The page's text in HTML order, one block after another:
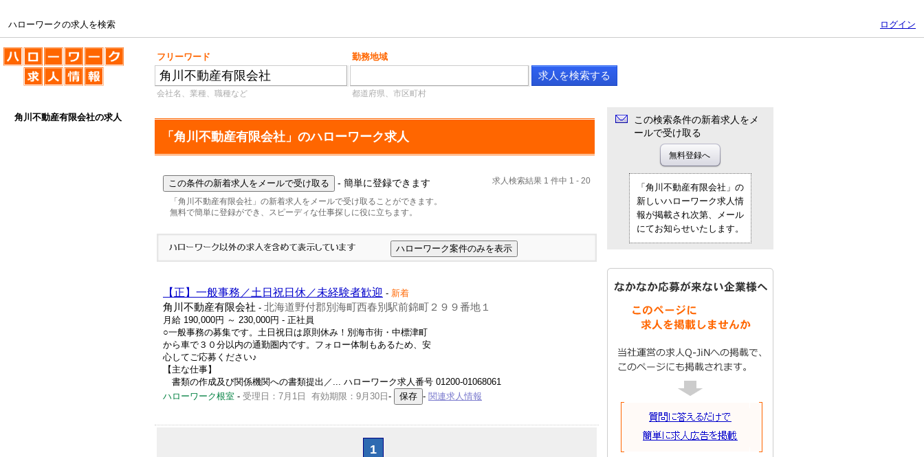
ハローワークの求人を検索 ログイン
ハローワークの求人を検索 フリーワード 勤務地域
会社名、業種、職種など 都道府県、市区町村
角川不動産有限会社の求人
「角川不動産有限会社」のハローワーク求人
求人検索結果 1 件中 1 - 20
- 簡単に登録できます
「角川不動産有限会社」の新着求人をメールで受け取ることができます。
無料で簡単に登録ができ、スピーディな仕事探しに役に立ちます。
【正】一般事務／土日祝日休／未経験者歓迎 - 新着
角川不動産有限会社 - 北海道野付郡別海町西春別駅前錦町２９９番地１
月給 190,000円 ～ 230,000円 - 正社員
○一般事務の募集です。土日祝日は原則休み！別海市街・中標津町
から車で３０分以内の通勤圏内です。フォロー体制もあるため、安
心してご応募ください♪
【主な仕事】
書類の作成及び関係機関への書類提出／... ハローワーク求人番号 01200-01068061
ハローワーク根室 - 受理日：7月1日 有効期限：9月30日 - - 関連求人情報
1
この検索条件の新着求人をメ
ールで受け取る
「角川不動産有限会社」の
新しいハローワーク求人情
報が掲載され次第、メール
にてお知らせいたします。